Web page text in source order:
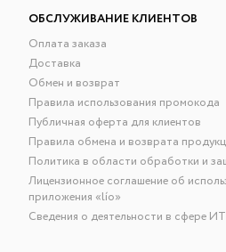
ОБСЛУЖИВАНИЕ КЛИЕНТОВ
Оплата заказа
Доставка
Обмен и возврат
Правила использования промокода
Публичная оферта для клиентов
Правила обмена и возврата
Политика в области обработки и
Лицензионное соглашение об
приложения «lío»
Сведения о деятельности в сфере ИТ